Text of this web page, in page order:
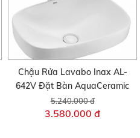
Chậu Rửa Lavabo Inax AL-
642V Đặt Bàn AquaCeramic
5.240.000 đ
3.580.000 đ